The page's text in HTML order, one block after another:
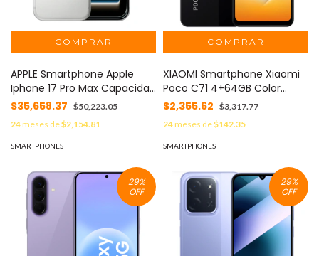
APPLE Smartphone Apple
Iphone 17 Pro Max Capacidad
256GB Color Plata MOD:
IPHONE-17 PM-256-PLATA
$35,658.37 $50,223.05
24meses de$2,154.81
SMARTPHONES
XIAOMI Smartphone Xiaomi
Poco C71 4+64GB Color
Negro MOD: 78651
$2,355.62 $3,317.77
24meses de$142.35
SMARTPHONES
29%
OFF
29%
OFF